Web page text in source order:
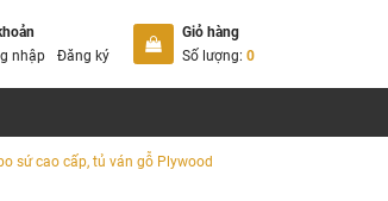
nhập
Đăng ký
Giỏ hàng
Số lượng: 0
sứ cao cấp, tủ ván gỗ Plywood